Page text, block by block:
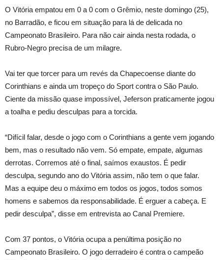
O Vitória empatou em 0 a 0 com o Grêmio, neste domingo (25),
no Barradão, e ficou em situação para lá de delicada no
Campeonato Brasileiro. Para não cair ainda nesta rodada, o
Rubro-Negro precisa de um milagre.
Vai ter que torcer para um revés da Chapecoense diante do
Corinthians e ainda um tropeço do Sport contra o São Paulo.
Ciente da missão quase impossível, Jeferson praticamente jogou
a toalha e pediu desculpas para a torcida.
“Difícil falar, desde o jogo com o Corinthians a gente vem jogando
bem, mas o resultado não vem. Só empate, empate, algumas
derrotas. Corremos até o final, saímos exaustos. É pedir
desculpa, segundo ano do Vitória assim, não tem o que falar.
Mas a equipe deu o máximo em todos os jogos, todos somos
homens e sabemos da responsabilidade. É erguer a cabeça. E
pedir desculpa”, disse em entrevista ao Canal Premiere.
Com 37 pontos, o Vitória ocupa a penúltima posição no
Campeonato Brasileiro. O jogo derradeiro é contra o campeão